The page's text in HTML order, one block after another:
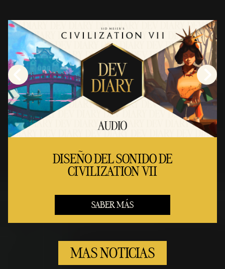
DISEÑO DEL SONIDO DE
CIVILIZATION VII
SABER MÁS
MAS NOTICIAS